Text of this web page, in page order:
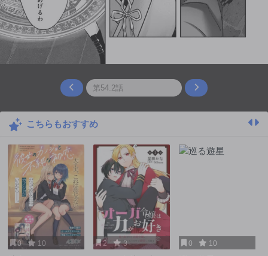
こちらもおすすめ
0 10 2 3 0 10